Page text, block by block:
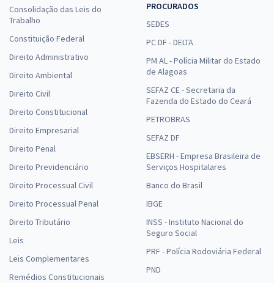
Consolidação das Leis do
Trabalho
Constituição Federal
Direito Administrativo
Direito Ambiental
Direito Civil
Direito Constitucional
Direito Empresarial
Direito Penal
Direito Previdenciário
Direito Processual Civil
Direito Processual Penal
Direito Tributário
Leis
Leis Complementares
Remédios Constitucionais
PROCURADOS
SEDES
PC DF - DELTA
PM AL - Polícia Militar do Estado
de Alagoas
SEFAZ CE - Secretaria da
Fazenda do Estado do Ceará
PETROBRAS
SEFAZ DF
EBSERH - Empresa Brasileira de
Serviços Hospitalares
Banco do Brasil
IBGE
INSS - Instituto Nacional do
Seguro Social
PRF - Polícia Rodoviária Federal
PND